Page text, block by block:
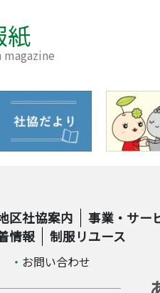
紙
区社協案内 事業・サー
情報 制服リユース
お問い合わせ